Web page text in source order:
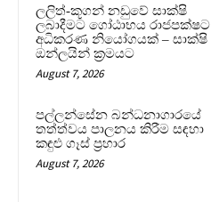
ලලිත්-කූගන් නඩුවේ සාක්ෂි
ලබාදීමට ගෝඨාභය රාජපක්ෂට
අධිකරණ නියෝගයක් – සාක්ෂි
ඔන්ලයින් ක්‍රමයට
August 7, 2026
පල්ලන්සේන බන්ධනාගාරයේ
තත්ත්වය පාලනය කිරීම සඳහා
කඳුළු ගෑස් ප්‍රහාර
August 7, 2026